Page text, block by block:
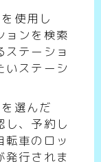
使用し
ョンを検索
ステーショ
いステーシ
選んだ
し、予約し
転車のロッ
発行されま